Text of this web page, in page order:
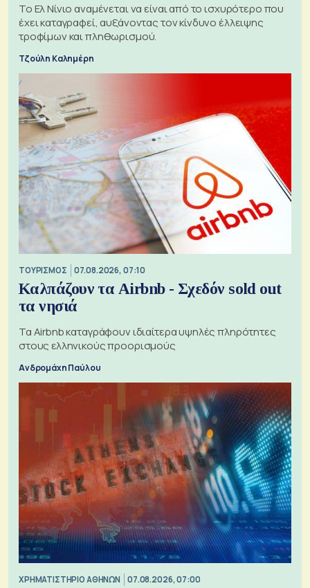
Το Ελ Νίνιο αναμένεται να είναι από το ισχυρότερο που
έχει καταγραφεί, αυξάνοντας τον κίνδυνο έλλειψης
τροφίμων και πληθωρισμού.
Τζούλη Καλημέρη
ΤΟΥΡΙΣΜΟΣ 07.08.2026, 07:10
Καλπάζουν τα Airbnb - Σχεδόν sold out
τα νησιά
Τα Airbnb καταγράφουν ιδιαίτερα υψηλές πληρότητες
στους ελληνικούς προορισμούς
Ανδρομάχη Παύλου
XΡΗΜΑΤΙΣΤΗΡΙΟ ΑΘΗΝΩΝ 07.08.2026, 07:00